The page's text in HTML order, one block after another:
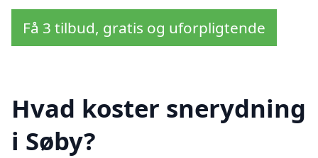
Få 3 tilbud, gratis og uforpligtende
Hvad koster snerydning
i Søby?